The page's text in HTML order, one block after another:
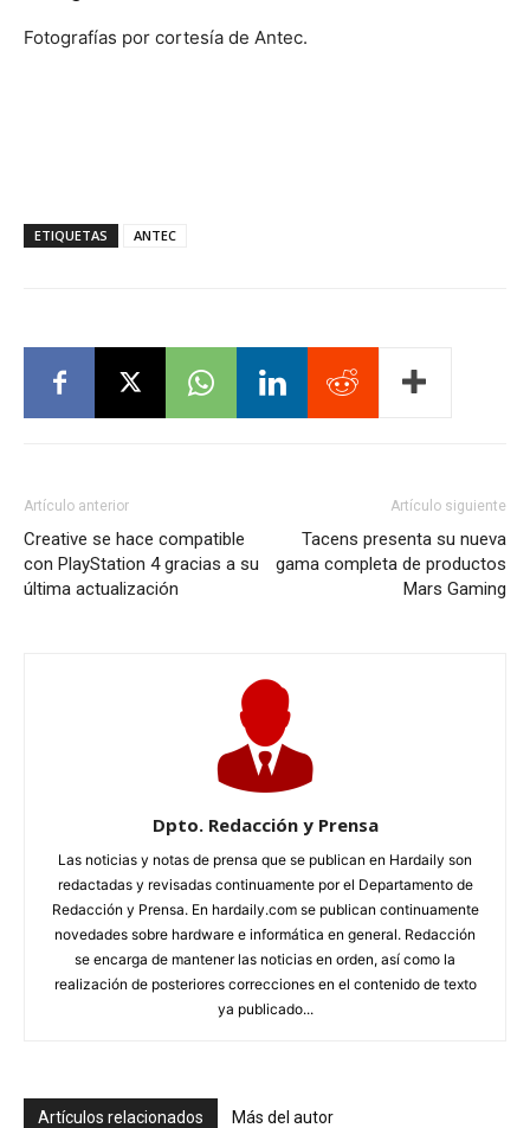
Fotografías por cortesía de Antec.
ETIQUETAS ANTEC
Artículo anterior
Creative se hace compatible
con PlayStation 4 gracias a su
última actualización
Artículo siguiente
Tacens presenta su nueva
gama completa de productos
Mars Gaming
Dpto. Redacción y Prensa
Las noticias y notas de prensa que se publican en Hardaily son
redactadas y revisadas continuamente por el Departamento de
Redacción y Prensa. En hardaily.com se publican continuamente
novedades sobre hardware e informática en general. Redacción
se encarga de mantener las noticias en orden, así como la
realización de posteriores correcciones en el contenido de texto
ya publicado...
Artículos relacionados Más del autor